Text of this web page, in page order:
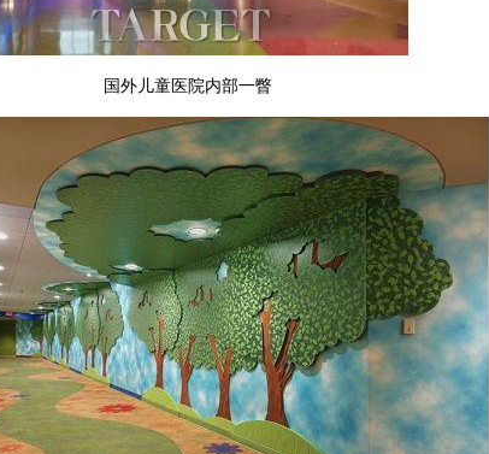
国外儿童医院内部一瞥